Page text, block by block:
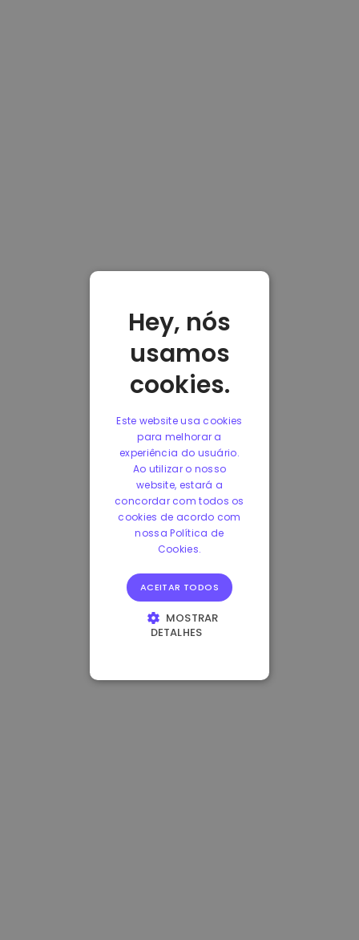
Hey, nós
usamos
cookies.
Este website usa cookies
para melhorar a
experiência do usuário.
Ao utilizar o nosso
website, estará a
concordar com todos os
cookies de acordo com
nossa Política de
Cookies.
ACEITAR TODOS
MOSTRAR
DETALHES